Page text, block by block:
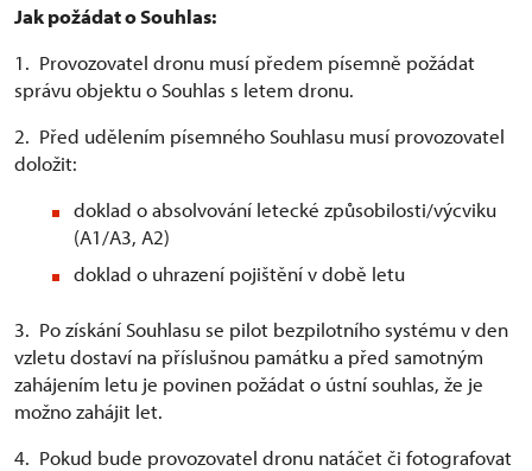
Jak požádat o Souhlas:
1. Provozovatel dronu musí předem písemně požádat
správu objektu o Souhlas s letem dronu.
2. Před udělením písemného Souhlasu musí provozovatel
doložit:
doklad o absolvování letecké způsobilosti/výcviku
(A1/A3, A2)
doklad o uhrazení pojištění v době letu
3. Po získání Souhlasu se pilot bezpilotního systému v den
vzletu dostaví na příslušnou památku a před samotným
zahájením letu je povinen požádat o ústní souhlas, že je
možno zahájit let.
4. Pokud bude provozovatel dronu natáčet či fotografovat